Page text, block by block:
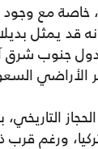
خاصة مع
قد يمثل
جنوب شرق
الأراضي
التاريخي،
ورغم قرب